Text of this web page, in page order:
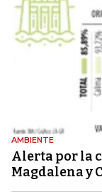
AMBIENTE
Alerta por la
Magdalena y